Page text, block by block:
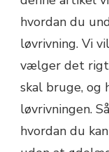
hvordan du
løvrivning. Vi
vælger det
skal bruge, og
løvrivningen.
hvordan du